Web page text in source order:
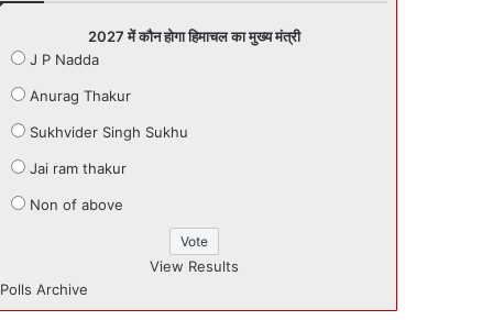
2027 में कौन होगा हिमाचल का मुख्य मंत्री
J P Nadda
Anurag Thakur
Sukhvider Singh Sukhu
Jai ram thakur
Non of above
View Results
Polls Archive